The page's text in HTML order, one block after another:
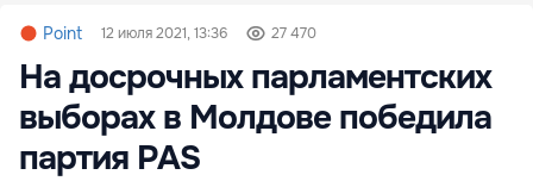
Point 12 июля 2021, 13:36 27 470
На досрочных парламентских
выборах в Молдове победила
партия PAS